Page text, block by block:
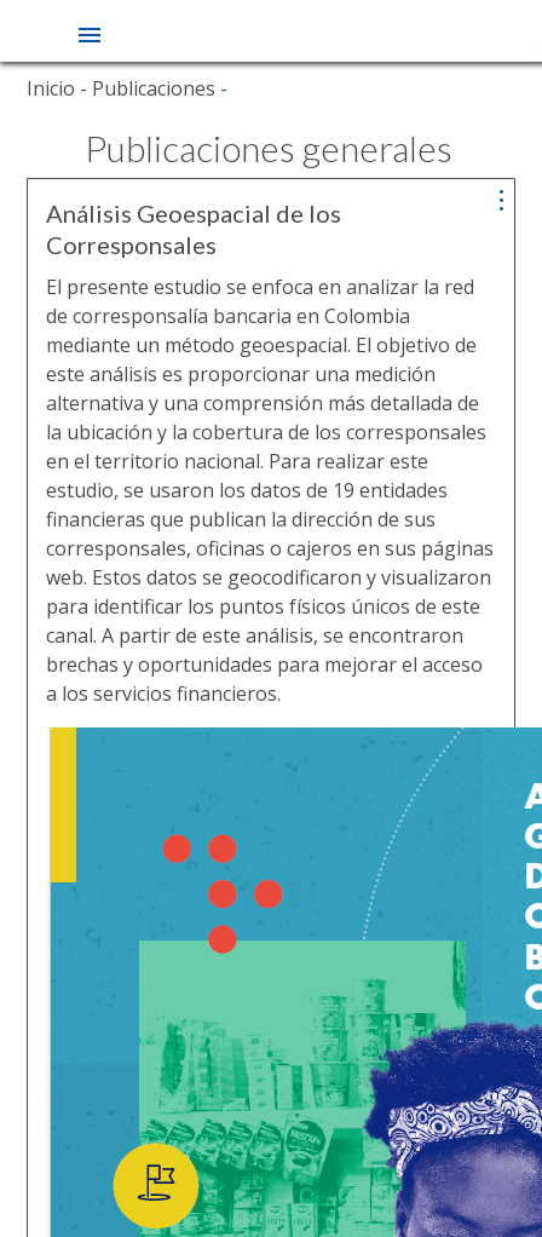
PasarInicio - Publicaciones -
Publicaciones generales
Análisis Geoespacial de los
Corresponsales
El presente estudio se enfoca en analizar la red
de corresponsalía bancaria en Colombia
mediante un método geoespacial. El objetivo de
este análisis es proporcionar una medición
alternativa y una comprensión más detallada de
la ubicación y la cobertura de los corresponsales
en el territorio nacional. Para realizar este
estudio, se usaron los datos de 19 entidades
financieras que publican la dirección de sus
corresponsales, oficinas o cajeros en sus páginas
web. Estos datos se geocodificaron y visualizaron
para identificar los puntos físicos únicos de este
canal. A partir de este análisis, se encontraron
brechas y oportunidades para mejorar el acceso
a los servicios financieros.